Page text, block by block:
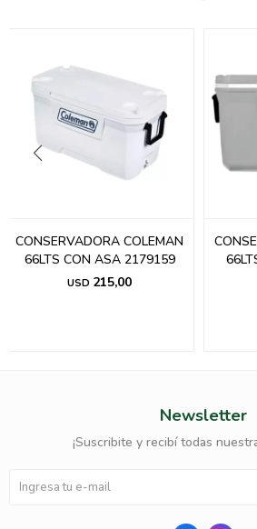
CONSERVADORA COLEMAN
66LTS CON ASA 2179159
USD 215,00
Newsletter
¡Suscribite y recibí todas